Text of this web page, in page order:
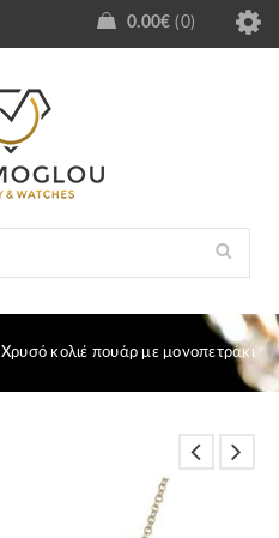
0.00€ 0
Χρυσό κολιέ πουάρ με μονοπετράκι